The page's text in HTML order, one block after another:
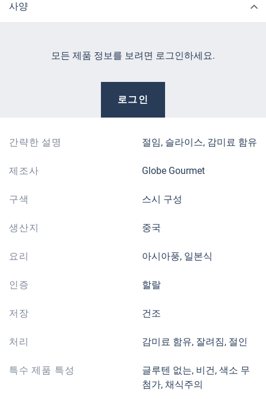
사양
모든 제품 정보를 보려면 로그인하세요.
로그인
간략한 설명 절임, 슬라이스, 감미료 함유
제조사 Globe Gourmet
구색 스시 구성
생산지 중국
요리 아시아풍, 일본식
인증 할랄
저장 건조
처리 감미료 함유, 잘려짐, 절인
특수 제품 특성
글루텐 없는, 비건, 색소 무
첨가, 채식주의